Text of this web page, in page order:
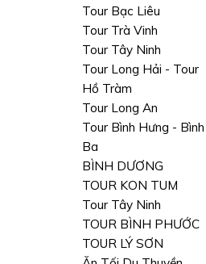
Tour Bạc Liêu
Tour Trà Vinh
Tour Tây Ninh
Tour Long Hải - Tour
Hồ Tràm
Tour Long An
Tour Bình Hưng - Bình
Ba
BÌNH DƯƠNG
TOUR KON TUM
Tour Tây Ninh
TOUR BÌNH PHƯỚC
TOUR LÝ SƠN